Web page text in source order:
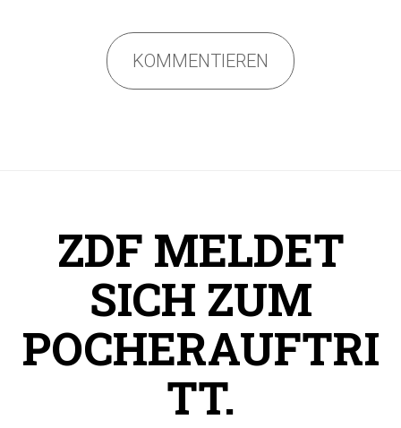
KOMMENTIEREN
ZDF MELDET
SICH ZUM
POCHERAUFTRI
TT.